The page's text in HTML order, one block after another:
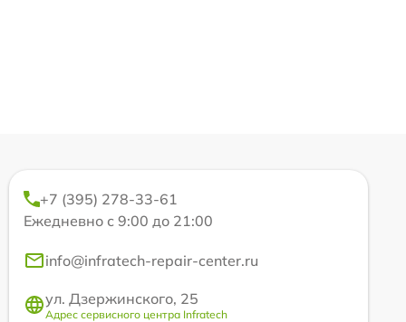
+7 (395) 278-33-61
Ежедневно с 9:00 до 21:00
info@infratech-repair-center.ru
ул. Дзержинского, 25
Адрес сервисного центра Infratech